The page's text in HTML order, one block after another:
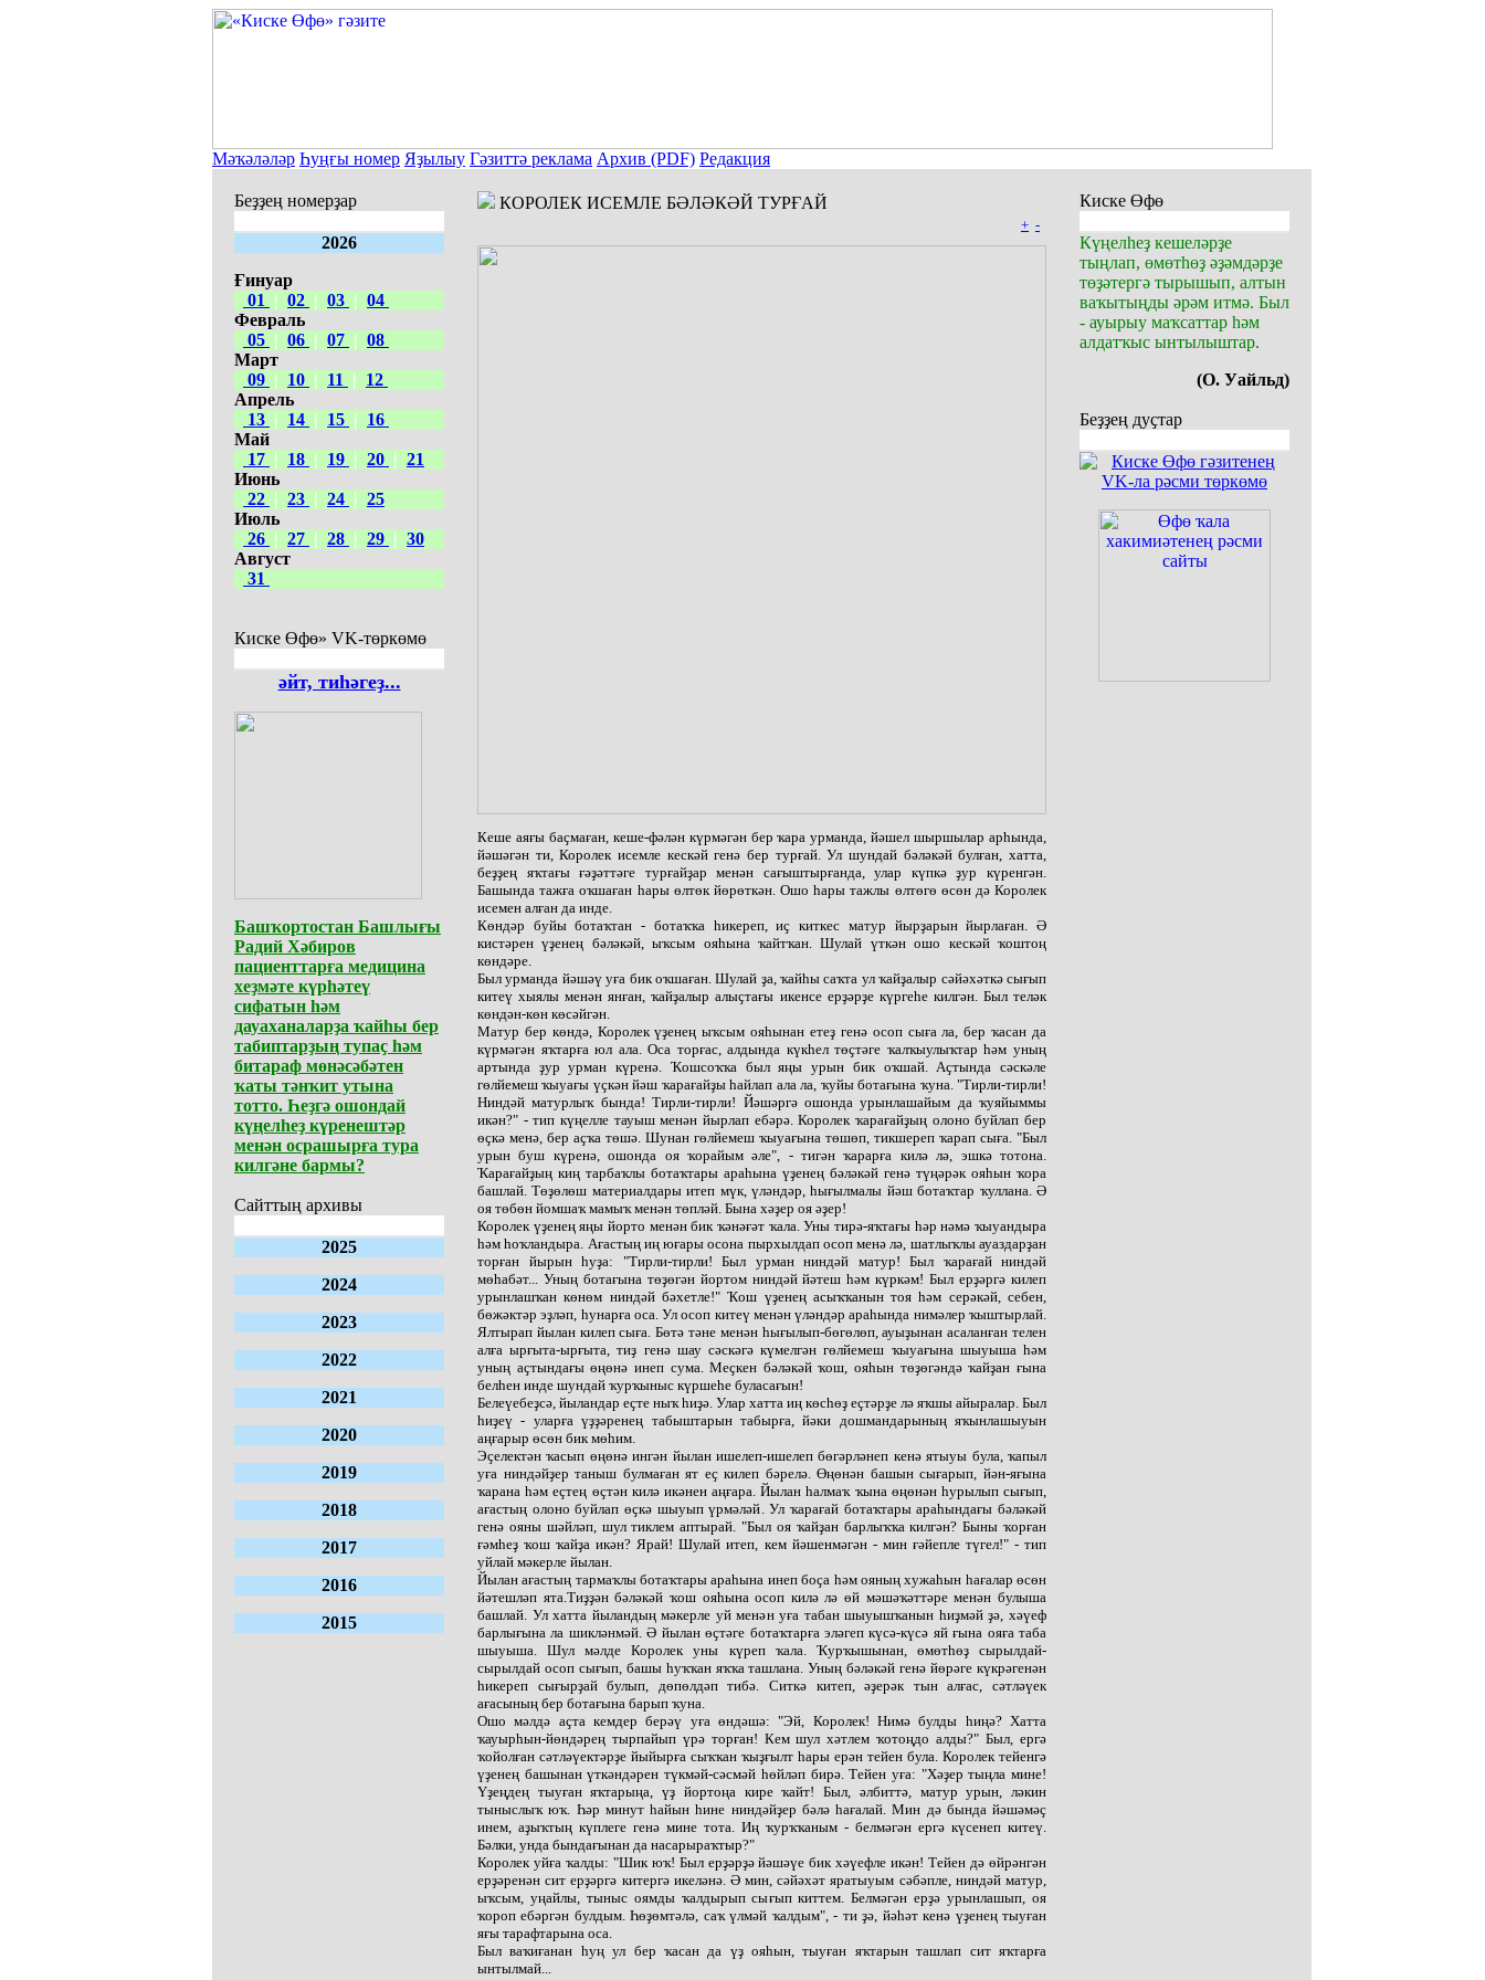
Мәҡәләләр Һуңғы номер Яҙылыу Гәзиттә реклама Архив (PDF) Редакция
Беҙҙең номерҙар
2026
Ғинуар
01
| 02 | 03 | 04
Февраль
05 | 06 | 07 | 08
Март
09 | 10 | 11 |
12
Апрель
13 | 14 | 15 |
16
Май
17 | 18 | 19 | 20 | 21
Июнь
22 | 23 | 24 | 25
Июль
26 | 27 | 28 | 29 | 30
Август
31
Киске Өфө» VK-төркөмө
әйт, тиһәгеҙ...
Башҡортостан Башлығы
Радий Хәбиров
пациенттарға медицина
хеҙмәте күрһәтеү
сифатын һәм
дауаханаларҙа ҡайһы бер
табиптарҙың тупаҫ һәм
битараф мөнәсәбәтен
ҡаты тәнҡит утына
тотто. Һеҙгә ошондай
күңелһеҙ күренештәр
менән осрашырға тура
килгәне бармы?
Сайттың архивы
2025
2024
2023
2022
2021
2020
2019
2018
2017
2016
2015
КОРОЛЕК ИСЕМЛЕ БӘЛӘКӘЙ ТУРҒАЙ
+ -
Кеше аяғы баҫмаған, кеше-фәлән күрмәгән бер ҡара урманда, йәшел шыршылар арһында,
йәшәгән ти, Королек исемле кескәй генә бер турғай. Ул шундай бәләкәй булған, хатта,
беҙҙең яҡтағы ғәҙәттәге турғайҙар менән сағыштырғанда, улар күпкә ҙур күренгән.
Башында тажға оҡшаған һары өлтөк йөрөткән. Ошо һары тажлы өлтөгө өсөн дә Королек
исемен алған да инде.
Көндәр буйы ботаҡтан - ботаҡҡа һикереп, иҫ киткес матур йырҙарын йырлаған. Ә
кистәрен үҙенең бәләкәй, ыҡсым ояһына ҡайтҡан. Шулай үткән ошо кескәй ҡоштоң
көндәре.
Был урманда йәшәү уға бик оҡшаған. Шулай ҙа, ҡайһы саҡта ул ҡайҙалыр сәйәхәткә сығып
китеү хыялы менән янған, ҡайҙалыр алыҫтағы икенсе ерҙәрҙе күргеһе килгән. Был теләк
көндән-көн көсәйгән.
Матур бер көндә, Королек үҙенең ыҡсым ояһынан етеҙ генә осоп сыға ла, бер ҡасан да
күрмәгән яҡтарға юл ала. Оса торғас, алдында күкһел төҫтәге ҡалҡыулыҡтар һәм уның
артында ҙур урман күренә. Ҡошсоҡҡа был яңы урын бик оҡшай. Аҫтында сәскәле
гөлйемеш ҡыуағы үҫкән йәш ҡарағайҙы һайлап ала ла, ҡуйы ботағына ҡуна. "Тирли-тирли!
Ниндәй матурлыҡ бында! Тирли-тирли! Йәшәргә ошонда урынлашайым да ҡуяйыммы
икән?" - тип күңелле тауыш менән йырлап ебәрә. Королек ҡарағайҙың олоно буйлап бер
өҫкә менә, бер аҫҡа төшә. Шунан гөлйемеш ҡыуағына төшөп, тикшереп ҡарап сыға. "Был
урын буш күренә, ошонда оя ҡорайым әле", - тигән ҡарарға килә лә, эшкә тотона.
Ҡарағайҙың киң тарбаҡлы ботаҡтары араһына үҙенең бәләкәй генә түңәрәк ояһын ҡора
башлай. Төҙөлөш материалдары итеп мүк, үләндәр, һығылмалы йәш ботаҡтар ҡуллана. Ә
оя төбөн йомшаҡ мамыҡ менән төпләй. Бына хәҙер оя әҙер!
Королек үҙенең яңы йорто менән бик ҡәнәғәт ҡала. Уны тирә-яҡтағы һәр нәмә ҡыуандыра
һәм һоҡландыра. Ағастың иң юғары осона пырхылдап осоп менә лә, шатлыҡлы ауаздарҙан
торған йырын һуҙа: "Тирли-тирли! Был урман ниндәй матур! Был ҡарағай ниндәй
мөһабәт... Уның ботағына төҙөгән йортом ниндәй йәтеш һәм күркәм! Был ерҙәргә килеп
урынлашҡан көнөм ниндәй бәхетле!" Ҡош үҙенең асыҡҡанын тоя һәм серәкәй, себен,
бөжәктәр эҙләп, һунарға оса. Ул осоп китеү менән үләндәр араһында нимәлер ҡыштырлай.
Ялтырап йылан килеп сыға. Бөтә тәне менән һығылып-бөгөлөп, ауыҙынан асаланған телен
алға ырғыта-ырғыта, тиҙ генә шау сәскәгә күмелгән гөлйемеш ҡыуағына шыуыша һәм
уның аҫтындағы өңөнә инеп сума. Меҫкен бәләкәй ҡош, ояһын төҙөгәндә ҡайҙан ғына
белһен инде шундай ҡурҡыныс күршеһе буласағын!
Белеүебеҙсә, йыландар еҫте ныҡ һиҙә. Улар хатта иң көсһөҙ еҫтәрҙе лә яҡшы айыралар. Был
һиҙеү - уларға үҙҙәренең табыштарын табырға, йәки дошмандарының яҡынлашыуын
аңғарыр өсөн бик мөһим.
Эҫелектән ҡасып өңөнә ингән йылан ишелеп-ишелеп бөгәрләнеп кенә ятыуы була, ҡапыл
уға ниндәйҙер таныш булмаған ят еҫ килеп бәрелә. Өңөнән башын сығарып, йән-яғына
ҡарана һәм еҫтең өҫтән килә икәнен аңғара. Йылан һалмаҡ ҡына өңөнән һурылып сығып,
ағастың олоно буйлап өҫкә шыуып үрмәләй. Ул ҡарағай ботаҡтары араһындағы бәләкәй
генә ояны шәйләп, шул тиклем аптырай. "Был оя ҡайҙан барлыҡҡа килгән? Быны ҡорған
ғәмһеҙ ҡош ҡайҙа икән? Ярай! Шулай итеп, кем йәшенмәгән - мин ғәйепле түгел!" - тип
уйлай мәкерле йылан.
Йылан ағастың тармаҡлы ботаҡтары араһына инеп боҫа һәм ояның хужаһын һағалар өсөн
йәтешләп ята.Тиҙҙән бәләкәй ҡош ояһына осоп килә лә өй мәшәҡәттәре менән булыша
башлай. Ул хатта йыландың мәкерле уй менән уға табан шыуышҡанын һиҙмәй ҙә, хәүеф
барлығына ла шикләнмәй. Ә йылан өҫтәге ботаҡтарға эләгеп күсә-күсә яй ғына ояға таба
шыуыша. Шул мәлде Королек уны күреп ҡала. Ҡурҡышынан, өмөтһөҙ сырылдай-
сырылдай осоп сығып, башы һуҡҡан яҡҡа ташлана. Уның бәләкәй генә йөрәге күкрәгенән
һикереп сығырҙай булып, дөпөлдәп тибә. Ситкә китеп, әҙерәк тын алғас, сәтләүек
ағасының бер ботағына барып ҡуна.
Ошо мәлдә аҫта кемдер берәү уға өндәшә: "Эй, Королек! Нимә булды һиңә? Хатта
ҡауырһын-йөндәрең тырпайып үрә торған! Кем шул хәтлем ҡотоңдо алды?" Был, ергә
ҡойолған сәтләүектәрҙе йыйырға сыҡҡан ҡыҙғылт һары ерән тейен була. Королек тейенгә
үҙенең башынан үткәндәрен түкмәй-сәсмәй һөйләп бирә. Тейен уға: "Хәҙер тыңла мине!
Үҙеңдең тыуған яҡтарыңа, үҙ йортоңа кире ҡайт! Был, әлбиттә, матур урын, ләкин
тыныслыҡ юҡ. Һәр минут һайын һине ниндәйҙер бәлә һағалай. Мин дә бында йәшәмәҫ
инем, аҙыҡтың күплеге генә мине тота. Иң ҡурҡҡаным - белмәгән ергә күсенеп китеү.
Бәлки, унда бындағынан да насарыраҡтыр?"
Королек уйға ҡалды: "Шик юҡ! Был ерҙәрҙә йәшәүе бик хәүефле икән! Тейен дә өйрәнгән
ерҙәренән сит ерҙәргә китергә икеләнә. Ә мин, сәйәхәт яратыуым сәбәпле, ниндәй матур,
ыҡсым, уңайлы, тыныс оямды ҡалдырып сығып киттем. Белмәгән ерҙә урынлашып, оя
ҡороп ебәргән булдым. Һөҙөмтәлә, саҡ үлмәй ҡалдым", - ти ҙә, йәһәт кенә үҙенең тыуған
яғы тарафтарына оса.
Был ваҡиғанан һуң ул бер ҡасан да үҙ ояһын, тыуған яҡтарын ташлап сит яҡтарға
ынтылмай...
Киске Өфө
Күңелһеҙ кешеләрҙе
тыңлап, өмөтһөҙ әҙәмдәрҙе
төҙәтергә тырышып, алтын
ваҡытыңды әрәм итмә. Был
- ауырыу маҡсаттар һәм
алдатҡыс ынтылыштар.
(О. Уайльд)
Беҙҙең дуҫтар